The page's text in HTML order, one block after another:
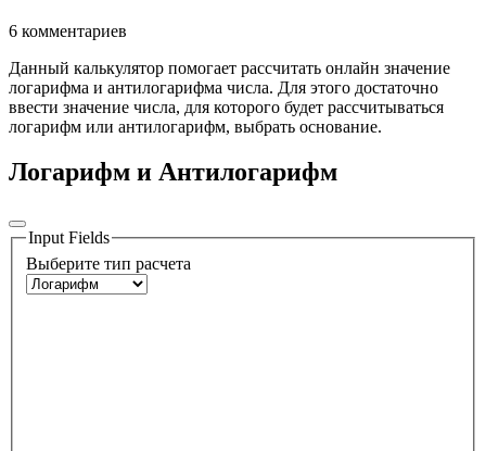
6 комментариев
Данный калькулятор помогает рассчитать онлайн значение
логарифма и антилогарифма числа. Для этого достаточно
ввести значение числа, для которого будет рассчитываться
логарифм или антилогарифм, выбрать основание.
Логарифм и Антилогарифм
Input Fields
Выберите тип расчета